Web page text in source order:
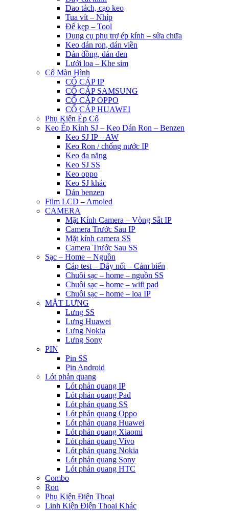
Dao tách, cạo keo
Tua vít – Nhíp
Đế kẹp – Tool
Dụng cụ phụ trợ ép kính – sửa chữa
Keo dán ron, dán viền
Dán đồng, dán đen
Lưới loa – Khe sim
Cổ Màn Hình
CỔ CÁP IP
CỔ CÁP SAMSUNG
CỔ CÁP OPPO
CỔ CÁP HUAWEI
Phụ Kiện Ép Cố
Keo Ép Kính SJ – Keo Dán Ron – Benzen
Keo SJ IP – AW
Keo Ron / chống nước IP
Keo đa năng
Keo SJ SS
Keo oppo
Keo SJ khác
Dán benzen
Film LCD – Amoled
CAMERA
Mặt Kính Camera – Vòng Sắt IP
Camera Trước Sau IP
Mặt kính camera SS
Camera Trước Sau SS
Sạc – Home – Nguồn
Cáp test – Dây nối – Cảm biến
Chuôi sạc – home – nguồn SS
Chuôi sạc – home – wifi pad
Chuôi sạc – home – loa IP
MẶT LƯNG
Lưng SS
Lưng Huawei
Lưng Nokia
Lưng Sony
PIN
Pin SS
Pin Android
Lót phản quang
Lót phản quang IP
Lót phản quang Pad
Lót phản quang SS
Lót phản quang Oppo
Lót phản quang Huawei
Lót phản quang Xiaomi
Lót phản quang Vivo
Lót phản quang Nokia
Lót phản quang Sony
Lót phản quang HTC
Combo
Ron
Phụ Kiện Điện Thoại
Linh Kiện Điện Thoại Khác